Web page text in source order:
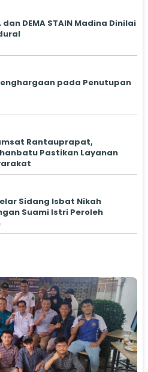
DEMA STAIN Madina Dinilai
pada Penutupan
Rantauprapat,
Pastikan Layanan
Sidang Isbat Nikah
Suami Istri Peroleh